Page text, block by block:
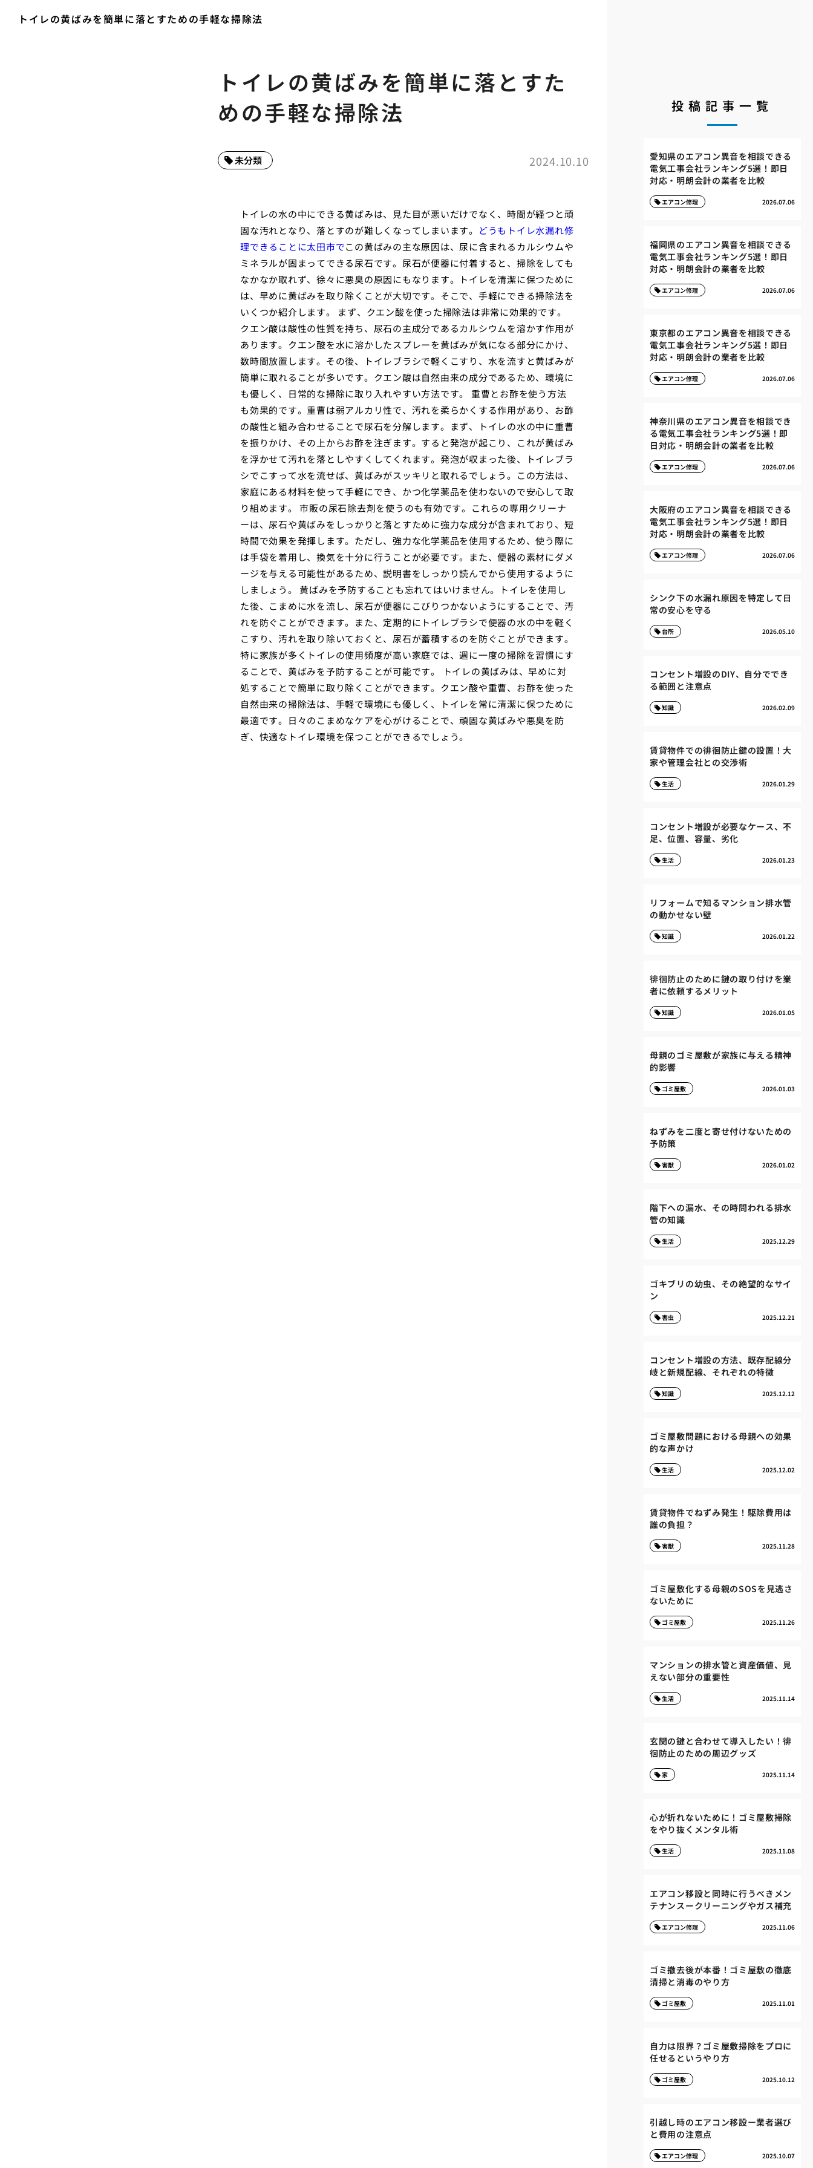
トイレの黄ばみを簡単に落とすための手軽な掃除法
トイレの黄ばみを簡単に落とすた
めの手軽な掃除法
2024.10.10
未分類
トイレの水の中にできる黄ばみは、見た目が悪いだけでなく、時間が経つと頑
固な汚れとなり、落とすのが難しくなってしまいます。 どうもトイレ水漏れ修
理できることに太田市でこの黄ばみの主な原因は、尿に含まれるカルシウムや
ミネラルが固まってできる尿石です。尿石が便器に付着すると、掃除をしても
なかなか取れず、徐々に悪臭の原因にもなります。トイレを清潔に保つために
は、早めに黄ばみを取り除くことが大切です。そこで、手軽にできる掃除法を
いくつか紹介します。 まず、クエン酸を使った掃除法は非常に効果的です。
クエン酸は酸性の性質を持ち、尿石の主成分であるカルシウムを溶かす作用が
あります。クエン酸を水に溶かしたスプレーを黄ばみが気になる部分にかけ、
数時間放置します。その後、トイレブラシで軽くこすり、水を流すと黄ばみが
簡単に取れることが多いです。クエン酸は自然由来の成分であるため、環境に
も優しく、日常的な掃除に取り入れやすい方法です。 重曹とお酢を使う方法
も効果的です。重曹は弱アルカリ性で、汚れを柔らかくする作用があり、お酢
の酸性と組み合わせることで尿石を分解します。まず、トイレの水の中に重曹
を振りかけ、その上からお酢を注ぎます。すると発泡が起こり、これが黄ばみ
を浮かせて汚れを落としやすくしてくれます。発泡が収まった後、トイレブラ
シでこすって水を流せば、黄ばみがスッキリと取れるでしょう。この方法は、
家庭にある材料を使って手軽にでき、かつ化学薬品を使わないので安心して取
り組めます。 市販の尿石除去剤を使うのも有効です。これらの専用クリーナ
ーは、尿石や黄ばみをしっかりと落とすために強力な成分が含まれており、短
時間で効果を発揮します。ただし、強力な化学薬品を使用するため、使う際に
は手袋を着用し、換気を十分に行うことが必要です。また、便器の素材にダメ
ージを与える可能性があるため、説明書をしっかり読んでから使用するように
しましょう。 黄ばみを予防することも忘れてはいけません。トイレを使用し
た後、こまめに水を流し、尿石が便器にこびりつかないようにすることで、汚
れを防ぐことができます。また、定期的にトイレブラシで便器の水の中を軽く
こすり、汚れを取り除いておくと、尿石が蓄積するのを防ぐことができます。
特に家族が多くトイレの使用頻度が高い家庭では、週に一度の掃除を習慣にす
ることで、黄ばみを予防することが可能です。 トイレの黄ばみは、早めに対
処することで簡単に取り除くことができます。クエン酸や重曹、お酢を使った
自然由来の掃除法は、手軽で環境にも優しく、トイレを常に清潔に保つために
最適です。日々のこまめなケアを心がけることで、頑固な黄ばみや悪臭を防
ぎ、快適なトイレ環境を保つことができるでしょう。
投稿記事一覧
愛知県のエアコン異音を相談できる
電気工事会社ランキング5選！即日
対応・明朗会計の業者を比較
2026.07.06
エアコン修理
福岡県のエアコン異音を相談できる
電気工事会社ランキング5選！即日
対応・明朗会計の業者を比較
2026.07.06
エアコン修理
東京都のエアコン異音を相談できる
電気工事会社ランキング5選！即日
対応・明朗会計の業者を比較
2026.07.06
エアコン修理
神奈川県のエアコン異音を相談でき
る電気工事会社ランキング5選！即
日対応・明朗会計の業者を比較
2026.07.06
エアコン修理
大阪府のエアコン異音を相談できる
電気工事会社ランキング5選！即日
対応・明朗会計の業者を比較
2026.07.06
エアコン修理
シンク下の水漏れ原因を特定して日
常の安心を守る
2026.05.10
台所
コンセント増設のDIY、自分ででき
る範囲と注意点
2026.02.09
知識
賃貸物件での徘徊防止鍵の設置！大
家や管理会社との交渉術
2026.01.29
生活
コンセント増設が必要なケース、不
足、位置、容量、劣化
2026.01.23
生活
リフォームで知るマンション排水管
の動かせない壁
2026.01.22
知識
徘徊防止のために鍵の取り付けを業
者に依頼するメリット
2026.01.05
知識
母親のゴミ屋敷が家族に与える精神
的影響
2026.01.03
ゴミ屋敷
ねずみを二度と寄せ付けないための
予防策
2026.01.02
害獣
階下への漏水、その時問われる排水
管の知識
2025.12.29
生活
ゴキブリの幼虫、その絶望的なサイ
ン
2025.12.21
害虫
コンセント増設の方法、既存配線分
岐と新規配線、それぞれの特徴
2025.12.12
知識
ゴミ屋敷問題における母親への効果
的な声かけ
2025.12.02
生活
賃貸物件でねずみ発生！駆除費用は
誰の負担？
2025.11.28
害獣
ゴミ屋敷化する母親のSOSを見逃さ
ないために
2025.11.26
ゴミ屋敷
マンションの排水管と資産価値、見
えない部分の重要性
2025.11.14
生活
玄関の鍵と合わせて導入したい！徘
徊防止のための周辺グッズ
2025.11.14
家
心が折れないために！ゴミ屋敷掃除
をやり抜くメンタル術
2025.11.08
生活
エアコン移設と同時に行うべきメン
テナンスークリーニングやガス補充
2025.11.06
エアコン修理
ゴミ撤去後が本番！ゴミ屋敷の徹底
清掃と消毒のやり方
2025.11.01
ゴミ屋敷
自力は限界？ゴミ屋敷掃除をプロに
任せるというやり方
2025.10.12
ゴミ屋敷
引越し時のエアコン移設ー業者選び
と費用の注意点
2025.10.07
エアコン修理